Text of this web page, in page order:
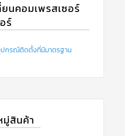
นคอมเพรสเซอร์
ร์
กรณ์ติดตั้งที่มีมาตรฐาน
สินค้า